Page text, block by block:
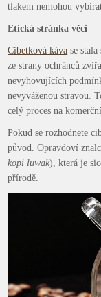
tlakem nemohou
Etická stránka věci
Cibetková káva se
ze strany ochránců
nevyhovujících
nevyváženou stravou.
celý proces na
Pokud se rozhodnete
původ. Opravdoví
kopi luwak), která je
přírodě.